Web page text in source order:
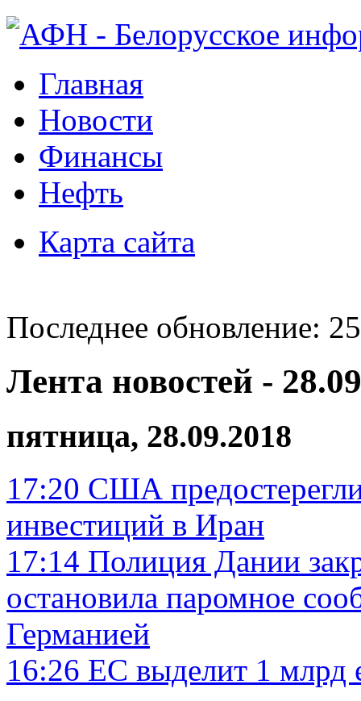
Главная
Новости
Финансы
Нефть
Карта сайта
Последнее обновление:
Лента новостей -
пятница, 28.09.2018
17:20 США
инвестиций в Иран
17:14 Полиция Дании
остановила паромное
Германией
16:26 ЕС выделит 1 млрд